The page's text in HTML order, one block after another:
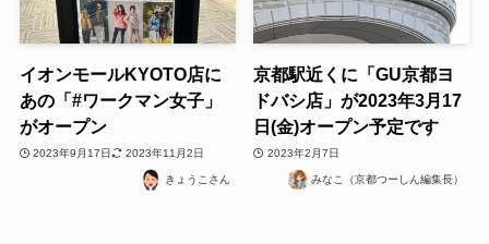
イオンモールKYOTO店に
あの「#ワークマン女子」
がオープン
2023年9月17日 2023年11月2日
きょうこさん
京都駅近くに「GU京都ヨ
ドバシ店」が2023年3月17
日(金)オープン予定です
2023年2月7日
みなこ（京都つーしん編集長）